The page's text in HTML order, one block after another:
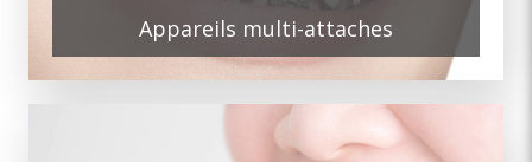
Appareils multi-attaches